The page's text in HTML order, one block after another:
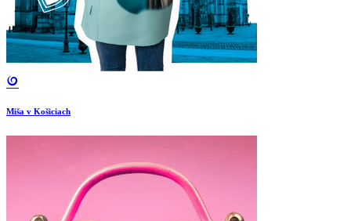
Miša v Košiciach